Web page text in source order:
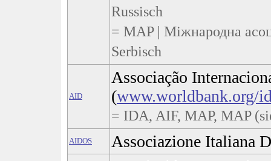
Russisch
= MAP | Міжнародна
Serbisch
AID
Associação
(www.worldbank.org/
= IDA, AIF, МАР, MAP
AIDOS Associazione Italiana